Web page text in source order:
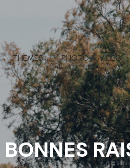
THEMES PHOTO & VIDEO